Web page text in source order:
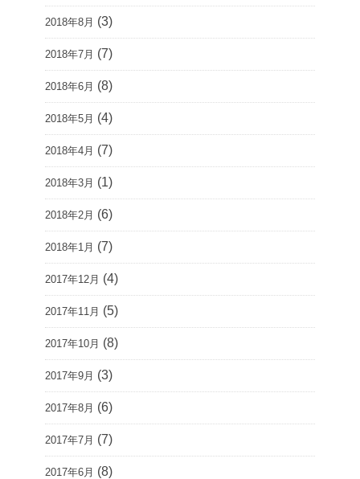
2018年8月 (3)
2018年7月 (7)
2018年6月 (8)
2018年5月 (4)
2018年4月 (7)
2018年3月 (1)
2018年2月 (6)
2018年1月 (7)
2017年12月 (4)
2017年11月 (5)
2017年10月 (8)
2017年9月 (3)
2017年8月 (6)
2017年7月 (7)
2017年6月 (8)